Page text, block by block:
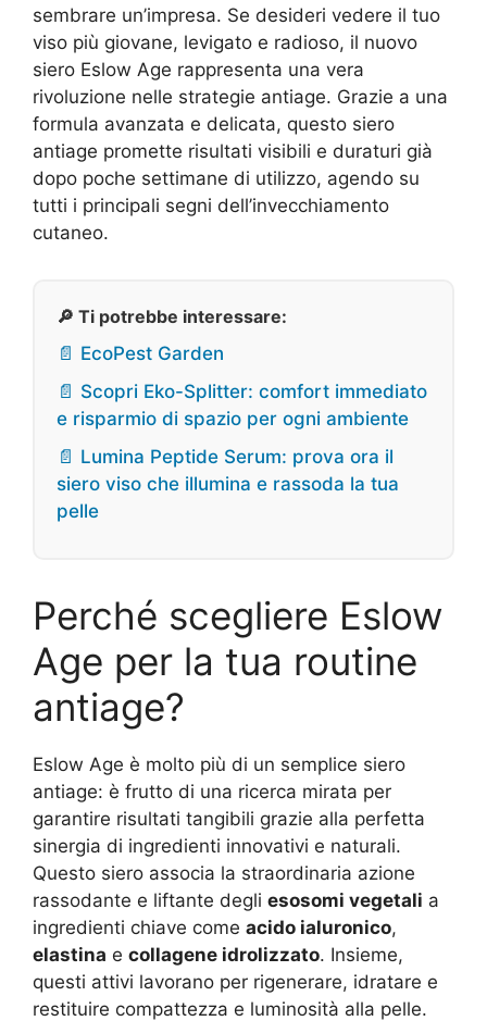
sembrare un’impresa. Se desideri vedere il tuo
viso più giovane, levigato e radioso, il nuovo
siero Eslow Age rappresenta una vera
rivoluzione nelle strategie antiage. Grazie a una
formula avanzata e delicata, questo siero
antiage promette risultati visibili e duraturi già
dopo poche settimane di utilizzo, agendo su
tutti i principali segni dell’invecchiamento
cutaneo.
🔎 Ti potrebbe interessare:
📄 EcoPest Garden
📄 Scopri Eko-Splitter: comfort immediato
e risparmio di spazio per ogni ambiente
📄 Lumina Peptide Serum: prova ora il
siero viso che illumina e rassoda la tua
pelle
Perché scegliere Eslow
Age per la tua routine
antiage?
Eslow Age è molto più di un semplice siero
antiage: è frutto di una ricerca mirata per
garantire risultati tangibili grazie alla perfetta
sinergia di ingredienti innovativi e naturali.
Questo siero associa la straordinaria azione
rassodante e liftante degli esosomi vegetali a
ingredienti chiave come acido ialuronico,
elastina e collagene idrolizzato. Insieme,
questi attivi lavorano per rigenerare, idratare e
restituire compattezza e luminosità alla pelle.